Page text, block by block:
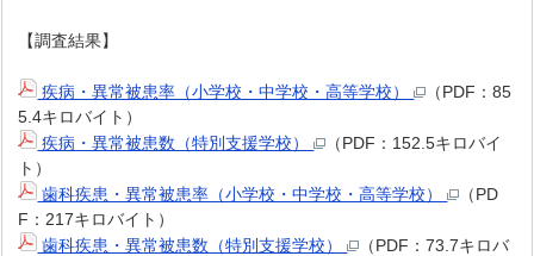
【調査結果】
疾病・異常被患率（小学校・中学校・高等学校）
（PDF：85
5.4キロバイト）
疾病・異常被患数（特別支援学校）
（PDF：152.5キロバイ
ト）
歯科疾患・異常被患率（小学校・中学校・高等学校）
（PD
F：217キロバイト）
歯科疾患・異常被患数（特別支援学校）
（PDF：73.7キロバ